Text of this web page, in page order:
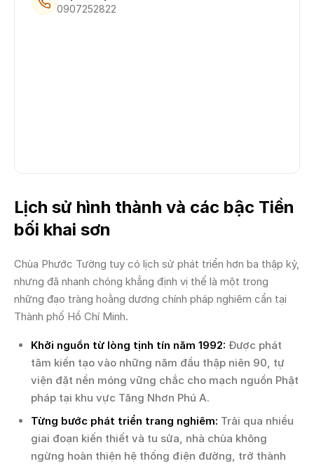
0907252822
Lịch sử hình thành và các bậc Tiền
bối khai sơn
Chùa Phước Tường tuy có lịch sử phát triển hơn ba thập kỷ,
nhưng đã nhanh chóng khẳng định vị thế là một trong
những đạo tràng hoằng dương chính pháp nghiêm cẩn tại
Thành phố Hồ Chí Minh.
Khởi nguồn từ lòng tịnh tín năm 1992: Được phát
tâm kiến tạo vào những năm đầu thập niên 90, tự
viện đặt nền móng vững chắc cho mạch nguồn Phật
pháp tại khu vực Tăng Nhơn Phú A.
Từng bước phát triển trang nghiêm: Trải qua nhiều
giai đoạn kiến thiết và tu sửa, nhà chùa không
ngừng hoàn thiện hệ thống điện đường, trở thành